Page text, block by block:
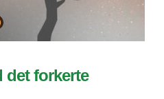
det forkerte